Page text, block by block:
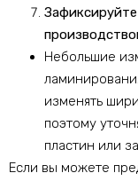
Небольшие
изменять
поэтому
пластин или
Если вы можете